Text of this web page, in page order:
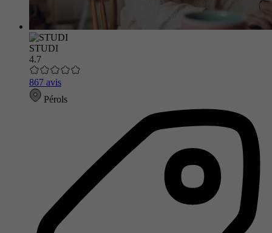
STUDI
4.7
867 avis
Pérols